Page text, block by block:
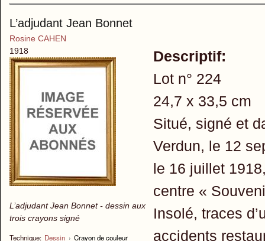
L’adjudant Jean Bonnet
Rosine CAHEN
1918
L’adjudant Jean Bonnet - dessin aux
trois crayons signé
Technique: Dessin › Crayon de couleur
Descriptif:
Lot n° 224
24,7 x 33,5 cm
Situé, signé et
Verdun, le 12
le 16 juillet
centre «
Insolé, traces
accidents